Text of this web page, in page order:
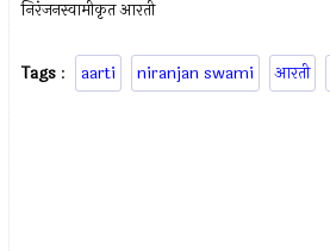
निरंजनस्वामीकृत आरती
Tags : aarti niranjan swami आरती